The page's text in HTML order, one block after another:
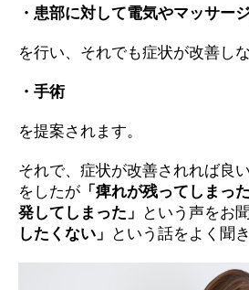
・患部に対して電気やマッサー
を行い、それでも症状が改善し
・手術
を提案されます。
それで、症状が改善されれば良
をしたが 「痺れが残ってしまっ
発してしまった」
という声をお
したくない」
という話をよく聞き